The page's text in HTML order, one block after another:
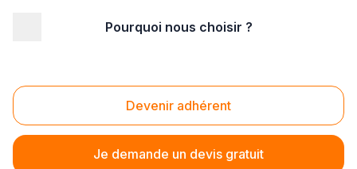
Pourquoi nous choisir ?
Devenir adhérent
Je demande un devis gratuit